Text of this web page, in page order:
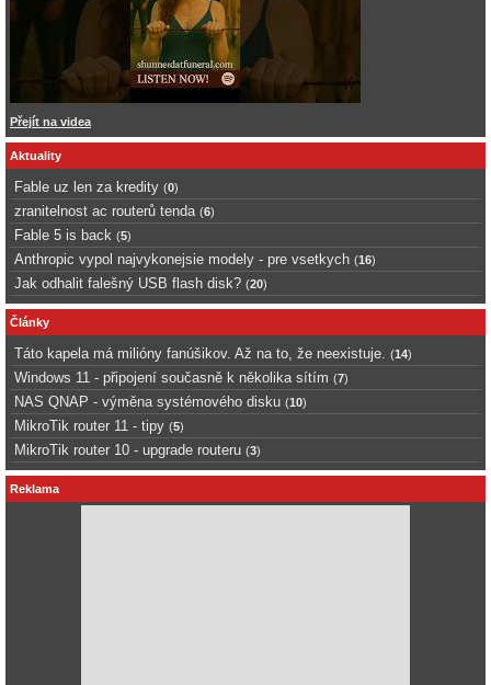
Přejít na videa
Aktuality
Fable uz len za kredity (0)
zranitelnost ac routerů tenda (6)
Fable 5 is back (5)
Anthropic vypol najvykonejsie modely - pre vsetkych (16)
Jak odhalit falešný USB flash disk? (20)
Články
Táto kapela má milióny fanúšikov. Až na to, že neexistuje. (14)
Windows 11 - připojení současně k několika sítím (7)
NAS QNAP - výměna systémového disku (10)
MikroTik router 11 - tipy (5)
MikroTik router 10 - upgrade routeru (3)
Reklama